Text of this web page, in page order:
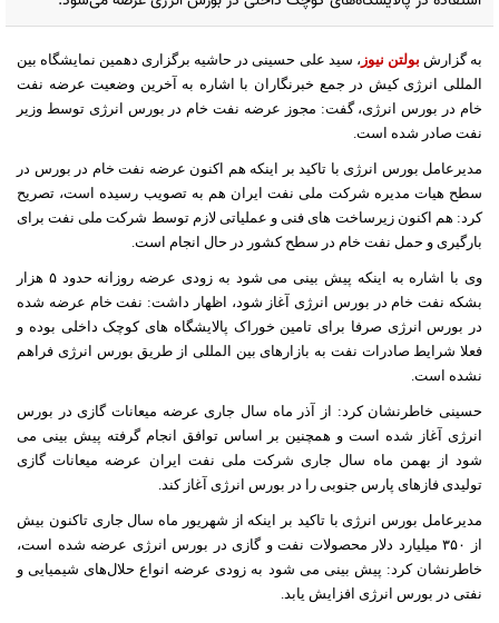
به گزارش بولتن نیوز ، سید علی حسینی در حاشیه برگزاری دهمین نمایشگاه بین
المللی انرژی کیش در جمع خبرنگاران با اشاره به آخرین وضعیت عرضه نفت
خام در بورس انرژی، گفت: مجوز عرضه نفت خام در بورس انرژی توسط وزیر
نفت صادر شده است.
مدیرعامل بورس انرژی با تاکید بر اینکه هم اکنون عرضه نفت خام در بورس در
سطح هیات مدیره شرکت ملی نفت ایران هم به تصویب رسیده است، تصریح
کرد: هم اکنون زیرساخت های فنی و عملیاتی لازم توسط شرکت ملی نفت برای
بارگیری و حمل نفت خام در سطح کشور در حال انجام است.
وی با اشاره به اینکه پیش بینی می شود به زودی عرضه روزانه حدود۵ هزار
بشکه نفت خام در بورس انرژی آغاز شود، اظهار داشت: نفت خام عرضه شده
در بورس انرژی صرفا برای تامین خوراک پالایشگاه های کوچک داخلی بوده و
فعلا شرایط صادرات نفت به بازارهای بین المللی از طریق بورس انرژی فراهم
نشده است.
حسینی خاطرنشان کرد: از آذر ماه سال جاری عرضه میعانات گازی در بورس
انرژی آغاز شده است و همچنین بر اساس توافق انجام گرفته پیش بینی می
شود از بهمن ماه سال جاری شرکت ملی نفت ایران عرضه میعانات گازی
تولیدی فازهای پارس جنوبی را در بورس انرژی آغاز کند.
مدیرعامل بورس انرژی با تاکید بر اینکه از شهریور ماه سال جاری تاکنون بیش
از
۳۵۰ میلیارد دلار محصولات نفت و گازی در بورس انرژی عرضه شده است،
خاطرنشان کرد: پیش بینی می شود به زودی عرضه انواع حلال‌های شیمیایی و
نفتی در بورس انرژی افزایش یابد.